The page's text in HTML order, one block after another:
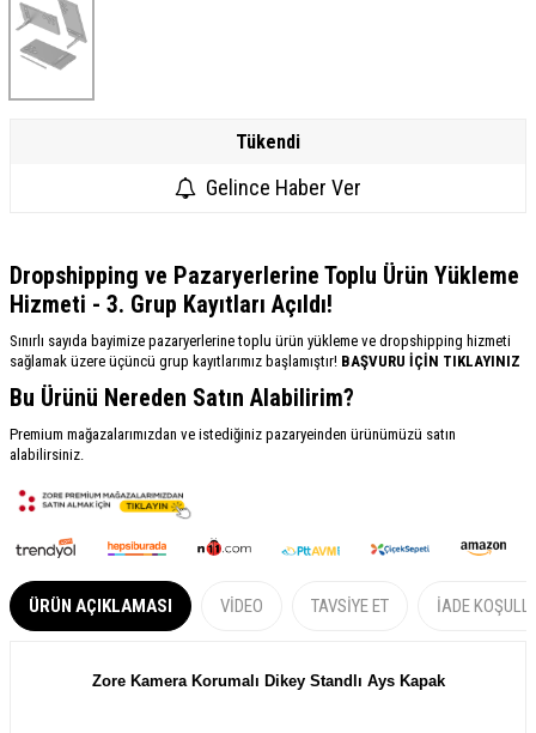
Tükendi
Gelince Haber Ver
Dropshipping ve Pazaryerlerine Toplu Ürün Yükleme
Hizmeti - 3. Grup Kayıtları Açıldı!
Sınırlı sayıda bayimize pazaryerlerine toplu ürün yükleme ve dropshipping hizmeti
sağlamak üzere üçüncü grup kayıtlarımız başlamıştır! BAŞVURU İÇİN TIKLAYINIZ
Bu Ürünü Nereden Satın Alabilirim?
Premium mağazalarımızdan ve istediğiniz pazaryeinden ürünümüzü satın
alabilirsiniz.
ÜRÜN AÇIKLAMASI VIDEO TAVSIYE ET İADE
Zore Kamera Korumalı Dikey Standlı Ays Kapak